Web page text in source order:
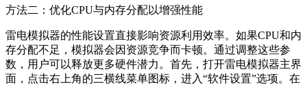
方法二：优化CPU与内存分配以增强性能
雷电模拟器的性能设置直接影响资源利用效率。如果CPU和内
存分配不足，模拟器会因资源竞争而卡顿。通过调整这些参
数，用户可以释放更多硬件潜力。首先，打开雷电模拟器主界
面，点击右上角的三横线菜单图标，进入“软件设置”选项。在